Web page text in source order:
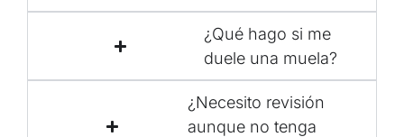
¿Qué hago si me
duele una muela?
¿Necesito revisión
aunque no tenga